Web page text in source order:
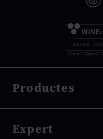
Productes
Vi blanc
Expert